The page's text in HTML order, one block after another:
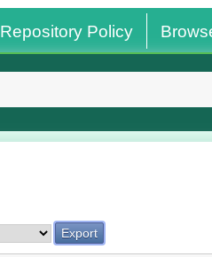
Repository Policy